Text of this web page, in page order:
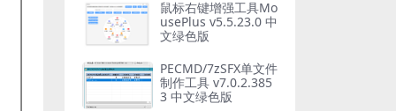
鼠标右键增强工具Mo
usePlus v5.5.23.0 中
文绿色版
PECMD/7zSFX单文件
制作工具 v7.0.2.385
3 中文绿色版